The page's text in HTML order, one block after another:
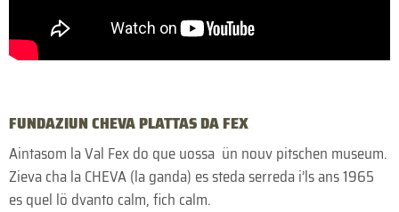
FUNDAZIUN CHEVA PLATTAS DA FEX
Aintasom la Val Fex do que uossa ün nouv pitschen museum.
Zieva cha la CHEVA (la ganda) es steda serreda i’ls ans 1965
es quel lö dvanto calm, fich calm.